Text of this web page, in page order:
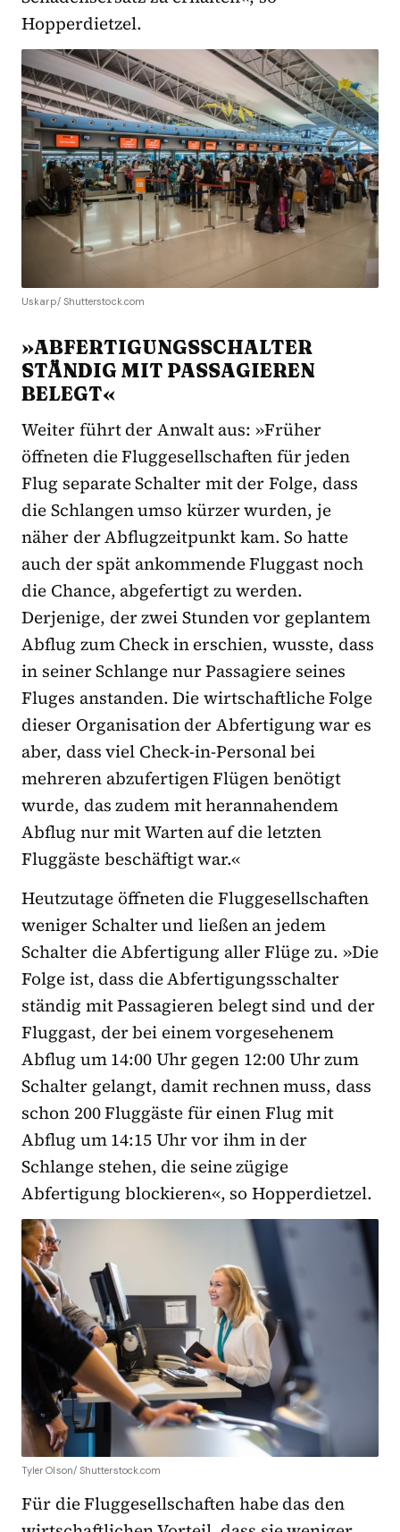
Hopperdietzel.
Uskarp/ Shutterstock.com
»ABFERTIGUNGSSCHALTER
STÄNDIG MIT PASSAGIEREN
BELEGT«
Weiter führt der Anwalt aus: »Früher
öffneten die Fluggesellschaften für jeden
Flug separate Schalter mit der Folge, dass
die Schlangen umso kürzer wurden, je
näher der Abflugzeitpunkt kam. So hatte
auch der spät ankommende Fluggast noch
die Chance, abgefertigt zu werden.
Derjenige, der zwei Stunden vor geplantem
Abflug zum Check in erschien, wusste, dass
in seiner Schlange nur Passagiere seines
Fluges anstanden. Die wirtschaftliche Folge
dieser Organisation der Abfertigung war es
aber, dass viel Check-in-Personal bei
mehreren abzufertigen Flügen benötigt
wurde, das zudem mit herannahendem
Abflug nur mit Warten auf die letzten
Fluggäste beschäftigt war.«
Heutzutage öffneten die Fluggesellschaften
weniger Schalter und ließen an jedem
Schalter die Abfertigung aller Flüge zu. »Die
Folge ist, dass die Abfertigungsschalter
ständig mit Passagieren belegt sind und der
Fluggast, der bei einem vorgesehenem
Abflug um 14:00 Uhr gegen 12:00 Uhr zum
Schalter gelangt, damit rechnen muss, dass
schon 200 Fluggäste für einen Flug mit
Abflug um 14:15 Uhr vor ihm in der
Schlange stehen, die seine zügige
Abfertigung blockieren«, so Hopperdietzel.
Tyler Olson/ Shutterstock.com
Für die Fluggesellschaften habe das den